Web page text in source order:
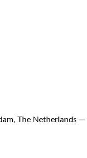
The Netherlands —